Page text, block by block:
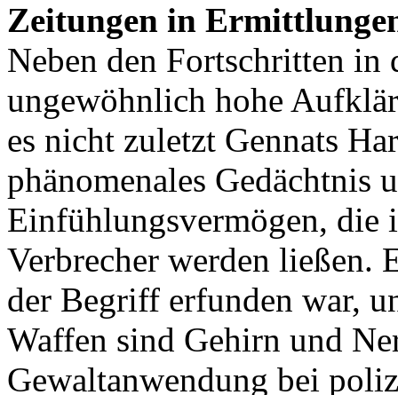
Zeitungen in
Neben den Fortschritten
ungewöhnlich hohe
es nicht zuletzt Gennats
phänomenales Gedächtnis
Einfühlungsvermögen, die
Verbrecher werden ließen.
der Begriff erfunden war,
Waffen sind Gehirn und
Gewaltanwendung bei